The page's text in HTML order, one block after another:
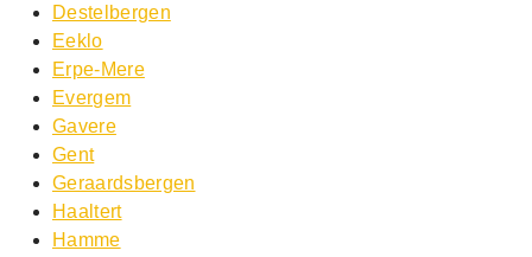
Destelbergen
Eeklo
Erpe-Mere
Evergem
Gavere
Gent
Geraardsbergen
Haaltert
Hamme